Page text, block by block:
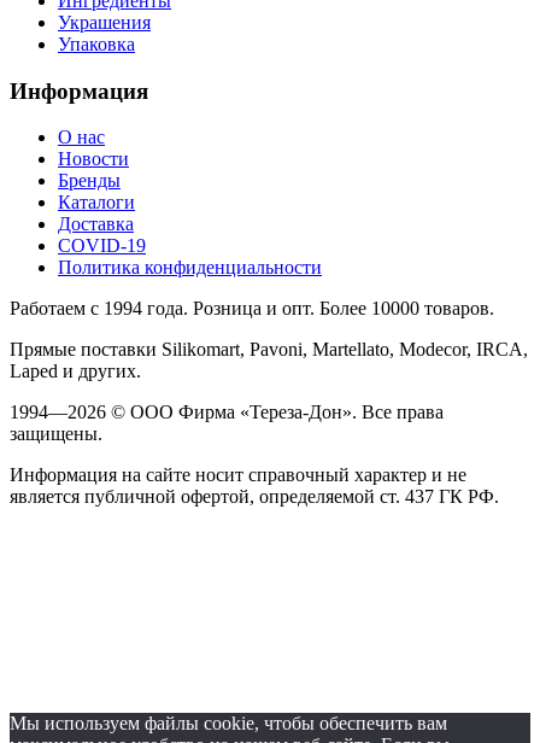
Украшения
Упаковка
Информация
О нас
Новости
Бренды
Каталоги
Доставка
COVID-19
Политика конфиденциальности
Работаем с 1994 года. Розница и опт. Более 10000 товаров.
Прямые поставки Silikomart, Pavoni, Martellato, Modecor, IRCA,
Laped и других.
1994—2026 © ООО Фирма «Тереза-Дон». Все права
защищены.
Информация на сайте носит справочный характер и не
является публичной офертой, определяемой ст. 437 ГК РФ.
Мы используем файлы cookie, чтобы обеспечить вам